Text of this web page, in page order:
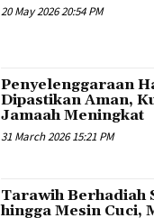
20 May 2026 20:54 PM
Penyelenggaraan
Dipastikan Aman,
Jamaah Meningkat
31 March 2026 15:21 PM
Tarawih Berhadiah
hingga Mesin Cuci,